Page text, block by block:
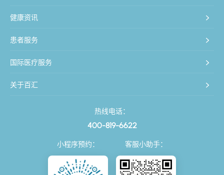
健康资讯
患者服务
国际医疗服务
关于百汇
热线电话：
400-819-6622
小程序预约： 客服小助手：